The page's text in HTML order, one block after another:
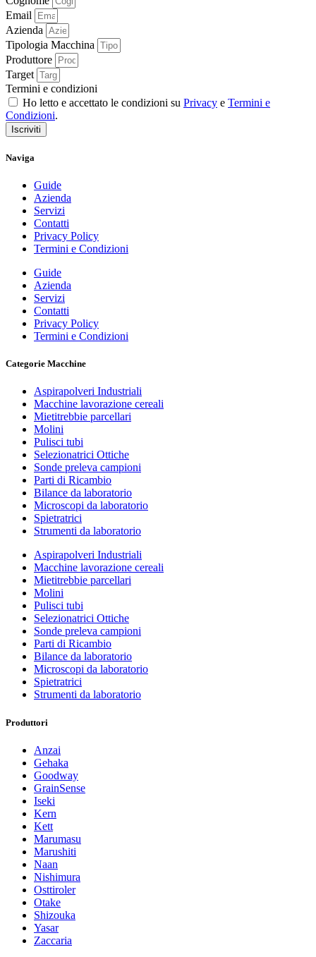
Email
Azienda
Tipologia Macchina
Produttore
Target
Termini e condizioni
Ho letto e accettato le condizioni su Privacy e Termini e
Condizioni.
Iscriviti
Naviga
Guide
Azienda
Servizi
Contatti
Privacy Policy
Termini e Condizioni
Guide
Azienda
Servizi
Contatti
Privacy Policy
Termini e Condizioni
Categorie Macchine
Aspirapolveri Industriali
Macchine lavorazione cereali
Mietitrebbie parcellari
Molini
Pulisci tubi
Selezionatrici Ottiche
Sonde preleva campioni
Parti di Ricambio
Bilance da laboratorio
Microscopi da laboratorio
Spietratrici
Strumenti da laboratorio
Aspirapolveri Industriali
Macchine lavorazione cereali
Mietitrebbie parcellari
Molini
Pulisci tubi
Selezionatrici Ottiche
Sonde preleva campioni
Parti di Ricambio
Bilance da laboratorio
Microscopi da laboratorio
Spietratrici
Strumenti da laboratorio
Produttori
Anzai
Gehaka
Goodway
GrainSense
Iseki
Kern
Kett
Marumasu
Marushiti
Naan
Nishimura
Osttiroler
Otake
Shizouka
Yasar
Zaccaria